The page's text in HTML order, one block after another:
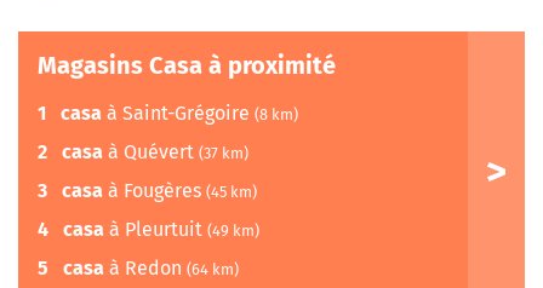
Magasins Casa à proximité
1 casa à Saint-Grégoire (8 km)
2 casa à Quévert (37 km)
3 casa à Fougères (45 km)
4 casa à Pleurtuit (49 km)
5 casa à Redon (64 km)